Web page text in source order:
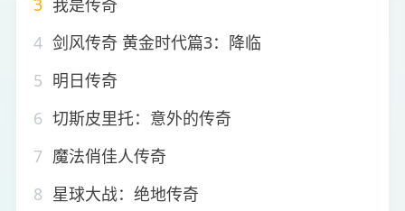
3 我是传奇
4 剑风传奇 黄金时代篇3：降临
5 明日传奇
6 切斯皮里托：意外的传奇
7 魔法俏佳人传奇
8 星球大战：绝地传奇